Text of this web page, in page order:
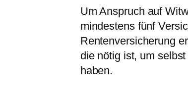
Um Anspruch auf
mindestens fünf
Rentenversicherung
die nötig ist, um
haben.